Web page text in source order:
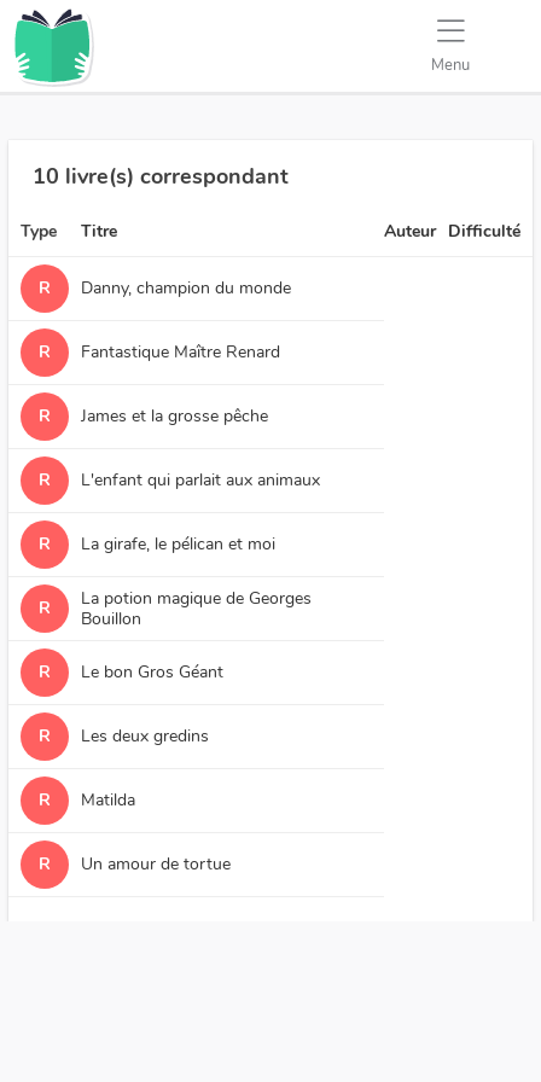
Menu
10 livre(s) correspondant
Type Titre Auteur Difficulté
R Danny, champion du monde
R Fantastique Maître Renard
R James et la grosse pêche
R L'enfant qui parlait aux animaux
R La girafe, le pélican et moi
R
La potion magique de Georges
Bouillon
R Le bon Gros Géant
R Les deux gredins
R Matilda
R Un amour de tortue